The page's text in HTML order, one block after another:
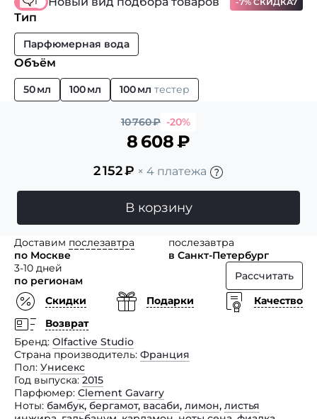
Тип
Парфюмерная вода
Объём
50 мл 100 мл 100 мл тестер
10 760₽ -20%
8 608₽
2 152₽ × 4 платежа
В корзину
Доставим послезавтра
по Москве
послезавтра
в Санкт-Петербург
3-10 дней
по регионам
Рассчитать
Скидки
Подарки
Качество
Возврат
Бренд Olfactive Studio
Страна производитель Франция
Пол Унисекс
Год выпуска 2015
Парфюмер Clement Gavarry
Ноты бамбук, бергамот, васаби, лимон, листья